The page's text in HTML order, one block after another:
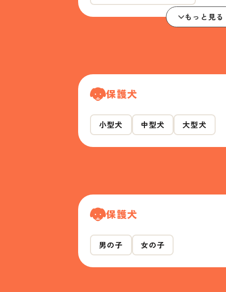
もっと見る
保護犬
小型犬 中型犬 大型犬
保護犬
男の子 女の子